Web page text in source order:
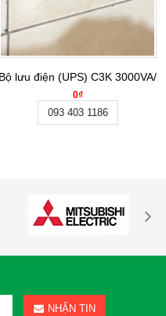
Bộ lưu điện (UPS) C3K 3000VA/
0₫
093 403 1186
NHẬN TIN